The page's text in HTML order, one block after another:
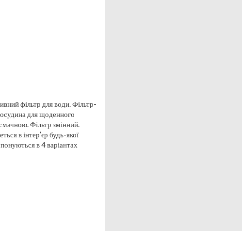
фільтр для води. Фільтр-
для щоденного
Фільтр змінний.
в інтер’єр будь-якої
в 4 варіантах